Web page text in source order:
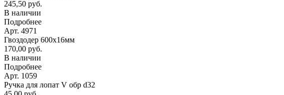
245,50 руб.
В наличии
Подробнее
Арт. 4971
Гвоздодер 600х16мм
170,00 руб.
В наличии
Подробнее
Арт. 1059
Ручка для лопат V обр d32